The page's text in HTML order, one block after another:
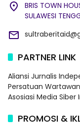
BRIS TOWN
SULAWESI
PARTNER LINK
Aliansi Jurnalis
Persatuan
Asosiasi Media Siber
PROMOSI &